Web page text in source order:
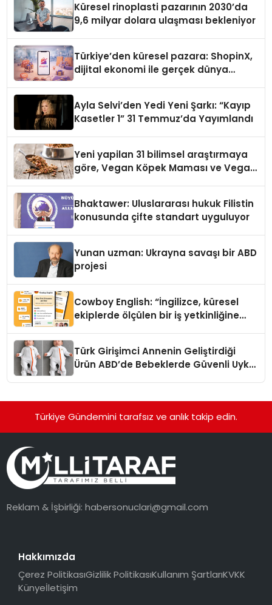
Küresel rinoplasti pazarının 2030’da
9,6 milyar dolara ulaşması bekleniyor
Türkiye’den küresel pazara: ShopinX,
dijital ekonomi ile gerçek dünya
Ayla Selvi’den Yedi Yeni Şarkı: “Kayıp
Kasetler 1” 31 Temmuz’da Yayımlandı
Yeni yapilan 31 bilimsel araştırmaya
göre, Vegan Köpek Maması ve Vegan
Bhaktawer: Uluslararası hukuk Filistin
konusunda çifte standart uyguluyor
Yunan uzman: Ukrayna savaşı bir ABD
projesi
Cowboy English: “İngilizce, küresel
ekiplerde ölçülen bir iş yetkinliğine
Türk Girişimci Annenin Geliştirdiği
Ürün ABD’de Bebeklerde Güvenli Uyku
Türkiye Gündemini tarafsız ve anlık takip edin.
Reklam & İşbirliği:habersonuclari@gmail.com
Hakkımızda
Çerez PolitikasıGizlilik PolitikasıKullanım ŞartlarıKVKK
Künyeİletişim